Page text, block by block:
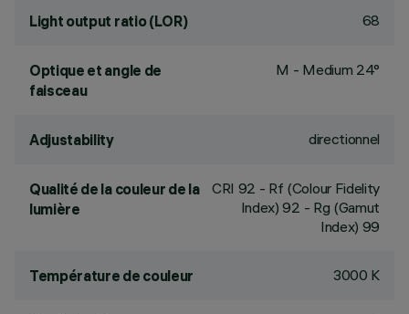
Light output ratio (LOR) 68
Optique et angle de
faisceau
M - Medium 24°
Adjustability directionnel
Qualité de la couleur de la
lumière
CRI 92 - Rf (Colour Fidelity
Index) 92 - Rg (Gamut
Index) 99
Température de couleur 3000 K